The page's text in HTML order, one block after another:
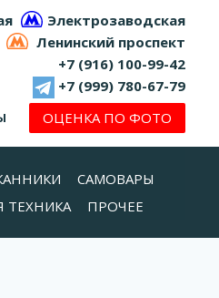
Электрозаводская
Ленинский проспект
+7 (916) 100-99-42
+7 (999) 780-67-79
ОЦЕНКА ПО ФОТО
САМОВАРЫ
ТЕХНИКА ПРОЧЕЕ